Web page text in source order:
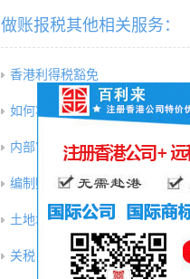
做账报税其他相关服务：
香港利得税豁免
如何将税务筹划在海外投资中的
内部审计
编制财务报表
土地增值税
关税